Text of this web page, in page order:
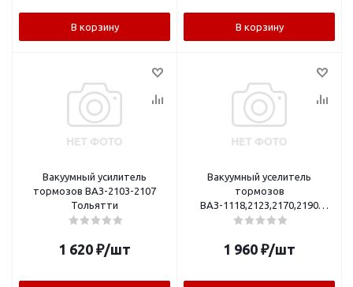
В корзину В корзину
Вакуумный усилитель
тормозов ВАЗ-2103-2107
Тольятти
1 620 ₽/шт
Вакуумный уселитель
тормозов
ВАЗ-1118,2123,2170,2190
Тольятти
1 960 ₽/шт